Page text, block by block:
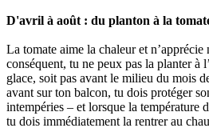
D'avril à août : du planton à la
La tomate aime la chaleur et
conséquent, tu ne peux pas la planter à
glace, soit pas avant le milieu du mois
avant sur ton balcon, tu dois protéger
intempéries – et lorsque la température
tu dois immédiatement la rentrer au